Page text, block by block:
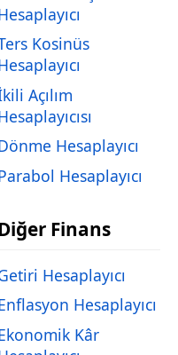
Kosinüs
Açılım
Hesaplayıcı
Hesaplayıcı
Finans
Hesaplayıcı
Hesaplayıcı
Kâr